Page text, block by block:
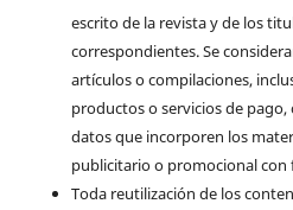
escrito de la revista y de los
correspondientes. Se
artículos o compilaciones,
productos o servicios de pago,
datos que incorporen los
publicitario o promocional
Toda reutilización de los